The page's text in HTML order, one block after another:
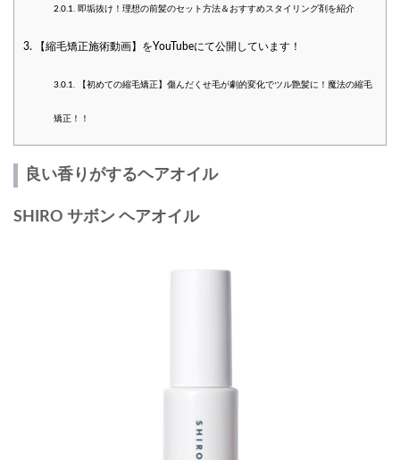
2.0.1. 即垢抜け！理想の前髪のセット方法＆おすすめスタイリング剤を紹介
3. 【縮毛矯正施術動画】をYouTubeにて公開しています！
3.0.1. 【初めての縮毛矯正】傷んだくせ毛が劇的変化でツル艶髪に！魔法の縮毛
矯正！！
良い香りがするヘアオイル
SHIRO サボン ヘアオイル